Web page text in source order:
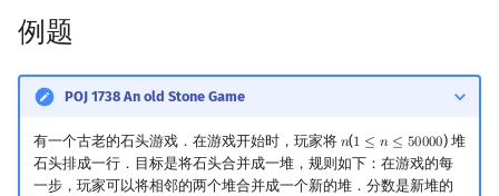
例题
POJ 1738 An old Stone Game
有一个古老的石头游戏．在游戏开始时，玩家将 𝑛
n(1 ≤ 𝑛 ≤ 50000
1 ≤n ≤50000
) 堆
石头排成一行．目标是将石头合并成一堆，规则如下：在游戏的每
一步，玩家可以将相邻的两个堆合并成一个新的堆．分数是新堆的